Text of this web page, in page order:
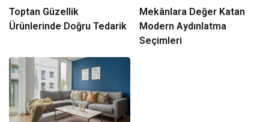
Toptan Güzellik
Ürünlerinde Doğru Tedarik
Mekânlara Değer Katan
Modern Aydınlatma
Seçimleri